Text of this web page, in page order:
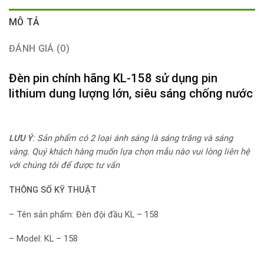
MÔ TẢ
ĐÁNH GIÁ (0)
Đèn pin chính hãng KL-158 sử dụng pin
lithium dung lượng lớn, siêu sáng chống nước
LƯU Ý: Sản phẩm có 2 loại ánh sáng là sáng trắng và sáng
vàng. Quý khách hàng muốn lựa chọn mẫu nào vui lòng liên hệ
với chúng tôi để được tư vấn
THÔNG SỐ KỸ THUẬT
– Tên sản phẩm: Đèn đội đầu KL – 158
– Model: KL – 158